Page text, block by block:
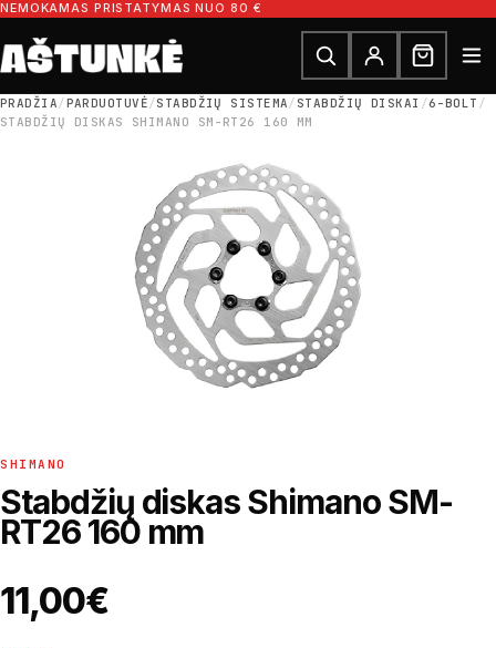
Pereiti prie turinio
NEMOKAMAS PRISTATYMAS NUO 80 €
Ieškoti dalių
Ieškoti
PRADŽIA/PARDUOTUVĖ/STABDŽIŲ SISTEMA/ STABDŽIŲ DISKAI /6-BOLT /
STABDŽIŲ DISKAS SHIMANO SM-RT26 160 MM
SHIMANO
Stabdžių diskas Shimano SM-
RT26 160 mm
11,00€